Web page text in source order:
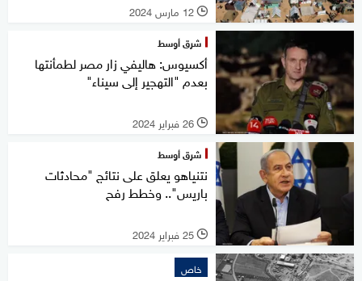
l 12 مارس 2024
شرق أوسط
أكسيوس: هاليفي زار مصر لطمأنتها
بعدم "التهجير إلى سيناء"
l 26 فبراير 2024
شرق أوسط
نتنياهو يعلق على نتائج "محادثات
باريس".. وخطط رفح
l 25 فبراير 2024
خاص